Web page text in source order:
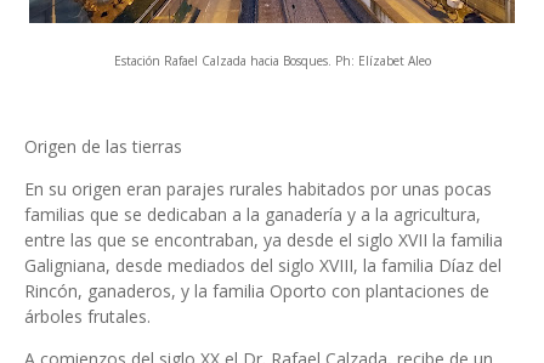
Estación Rafael Calzada hacia Bosques. Ph: Elízabet Aleo
Origen de las tierras
En su origen eran parajes rurales habitados por unas pocas
familias que se dedicaban a la ganadería y a la agricultura,
entre las que se encontraban, ya desde el siglo XVII la familia
Galigniana, desde mediados del siglo XVIII, la familia Díaz del
Rincón, ganaderos, y la familia Oporto con plantaciones de
árboles frutales.